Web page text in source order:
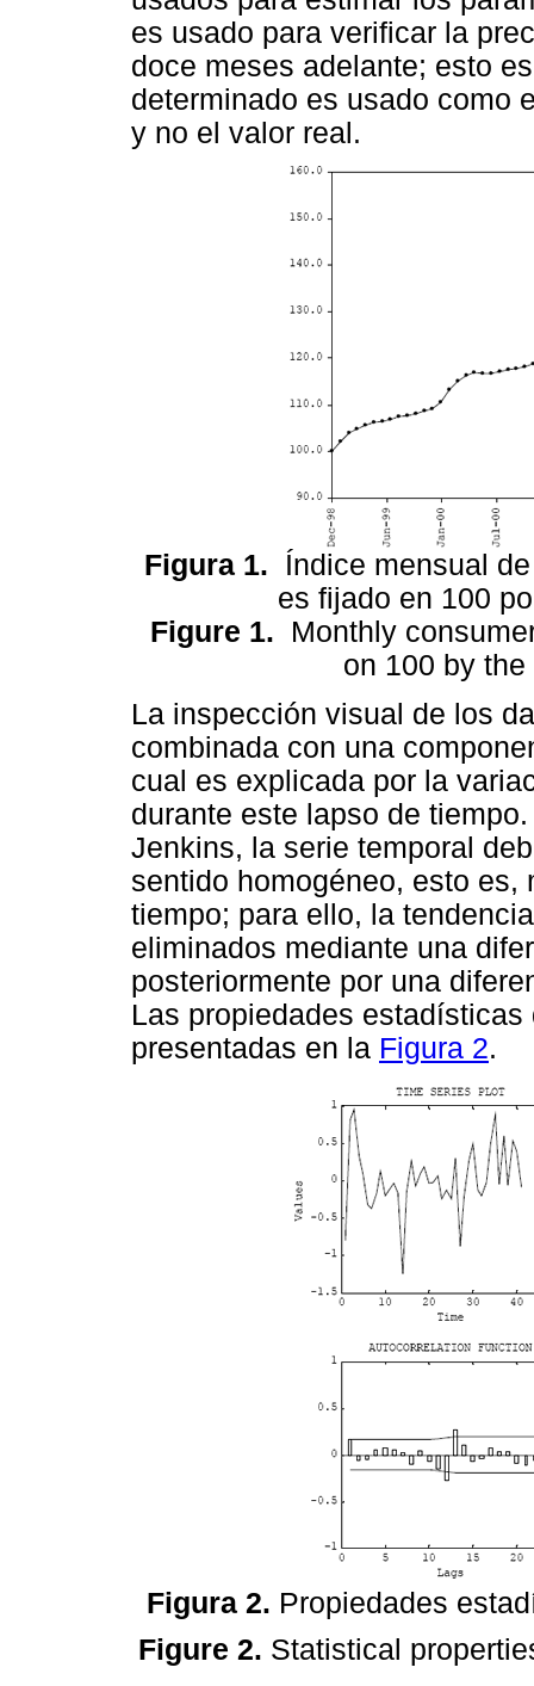
es usado para verificar la
doce meses adelante; esto
determinado es usado como
y no el valor real.
Figura 1. Índice mensual
es fijado en 100
Figure 1. Monthly
on 100 by
La inspección visual de los
combinada con una
cual es explicada por la
durante este lapso de
Jenkins, la serie temporal
sentido homogéneo, esto
tiempo; para ello, la
eliminados mediante una
posteriormente por una
Las propiedades
presentadas en la Figura 2.
Figura 2. Propiedades
Figure 2. Statistical